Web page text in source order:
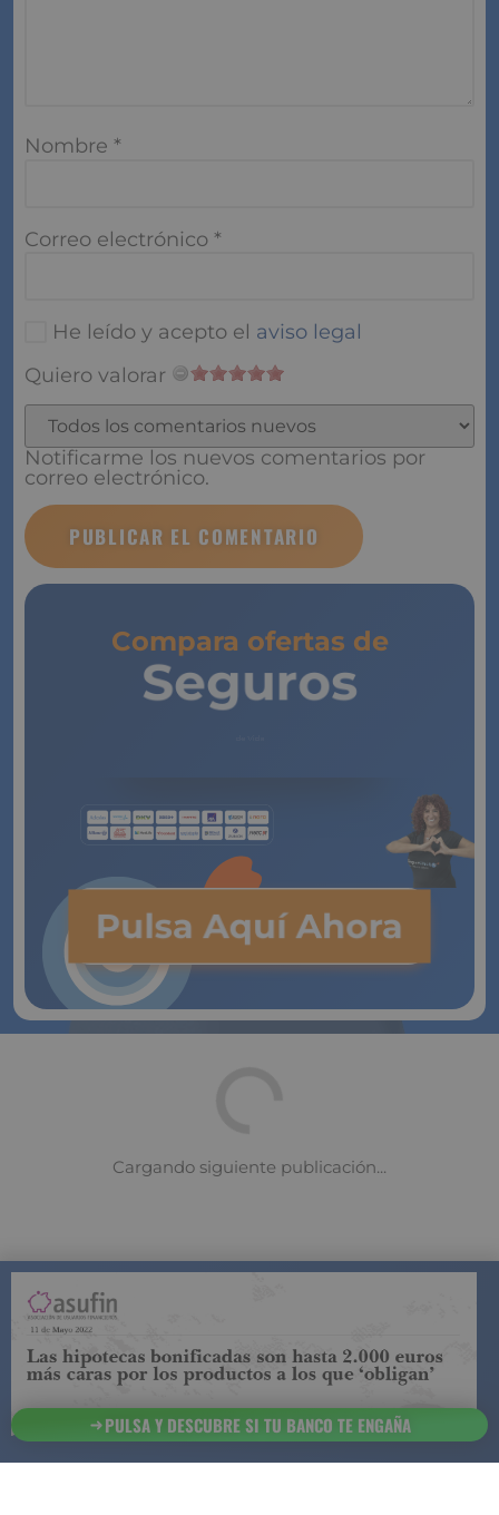
He leído y acepto el aviso legal
Quiero valorar
Notificarme los nuevos comentarios por correo
electrónico.
Compara ofertas de
Seguros
Pulsa Aquí Ahora
27 de octubre 2022
posible llegado a realizar prácticas abusivas como
las ya conocidas cláusulas suelo. Pero además de
estas también pueden sacar provecho de las
cláusulas techo, con las que también hay que tener
cuidado.
conocidas (y polémicas) que la banca colaba a sus
clientes y que finalmente les llevó a los tribunales.
Por otro lado, existe otra cláusula muy común que
PULSA Y DESCUBRE SI TU BANCO TE ENGAÑA